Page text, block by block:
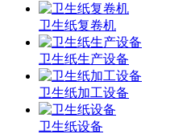
卫生纸复卷机
卫生纸生产设备
卫生纸加工设备
卫生纸设备